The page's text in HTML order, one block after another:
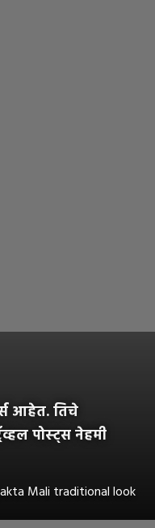
आहेत. तिचे
पोस्ट्स नेहमी
Mali traditional look